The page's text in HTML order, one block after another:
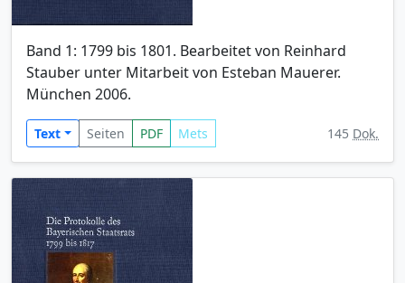
Band 1: 1799 bis 1801. Bearbeitet von Reinhard
Stauber unter Mitarbeit von Esteban Mauerer.
München 2006.
Text Seiten PDF Mets 145 Dok.